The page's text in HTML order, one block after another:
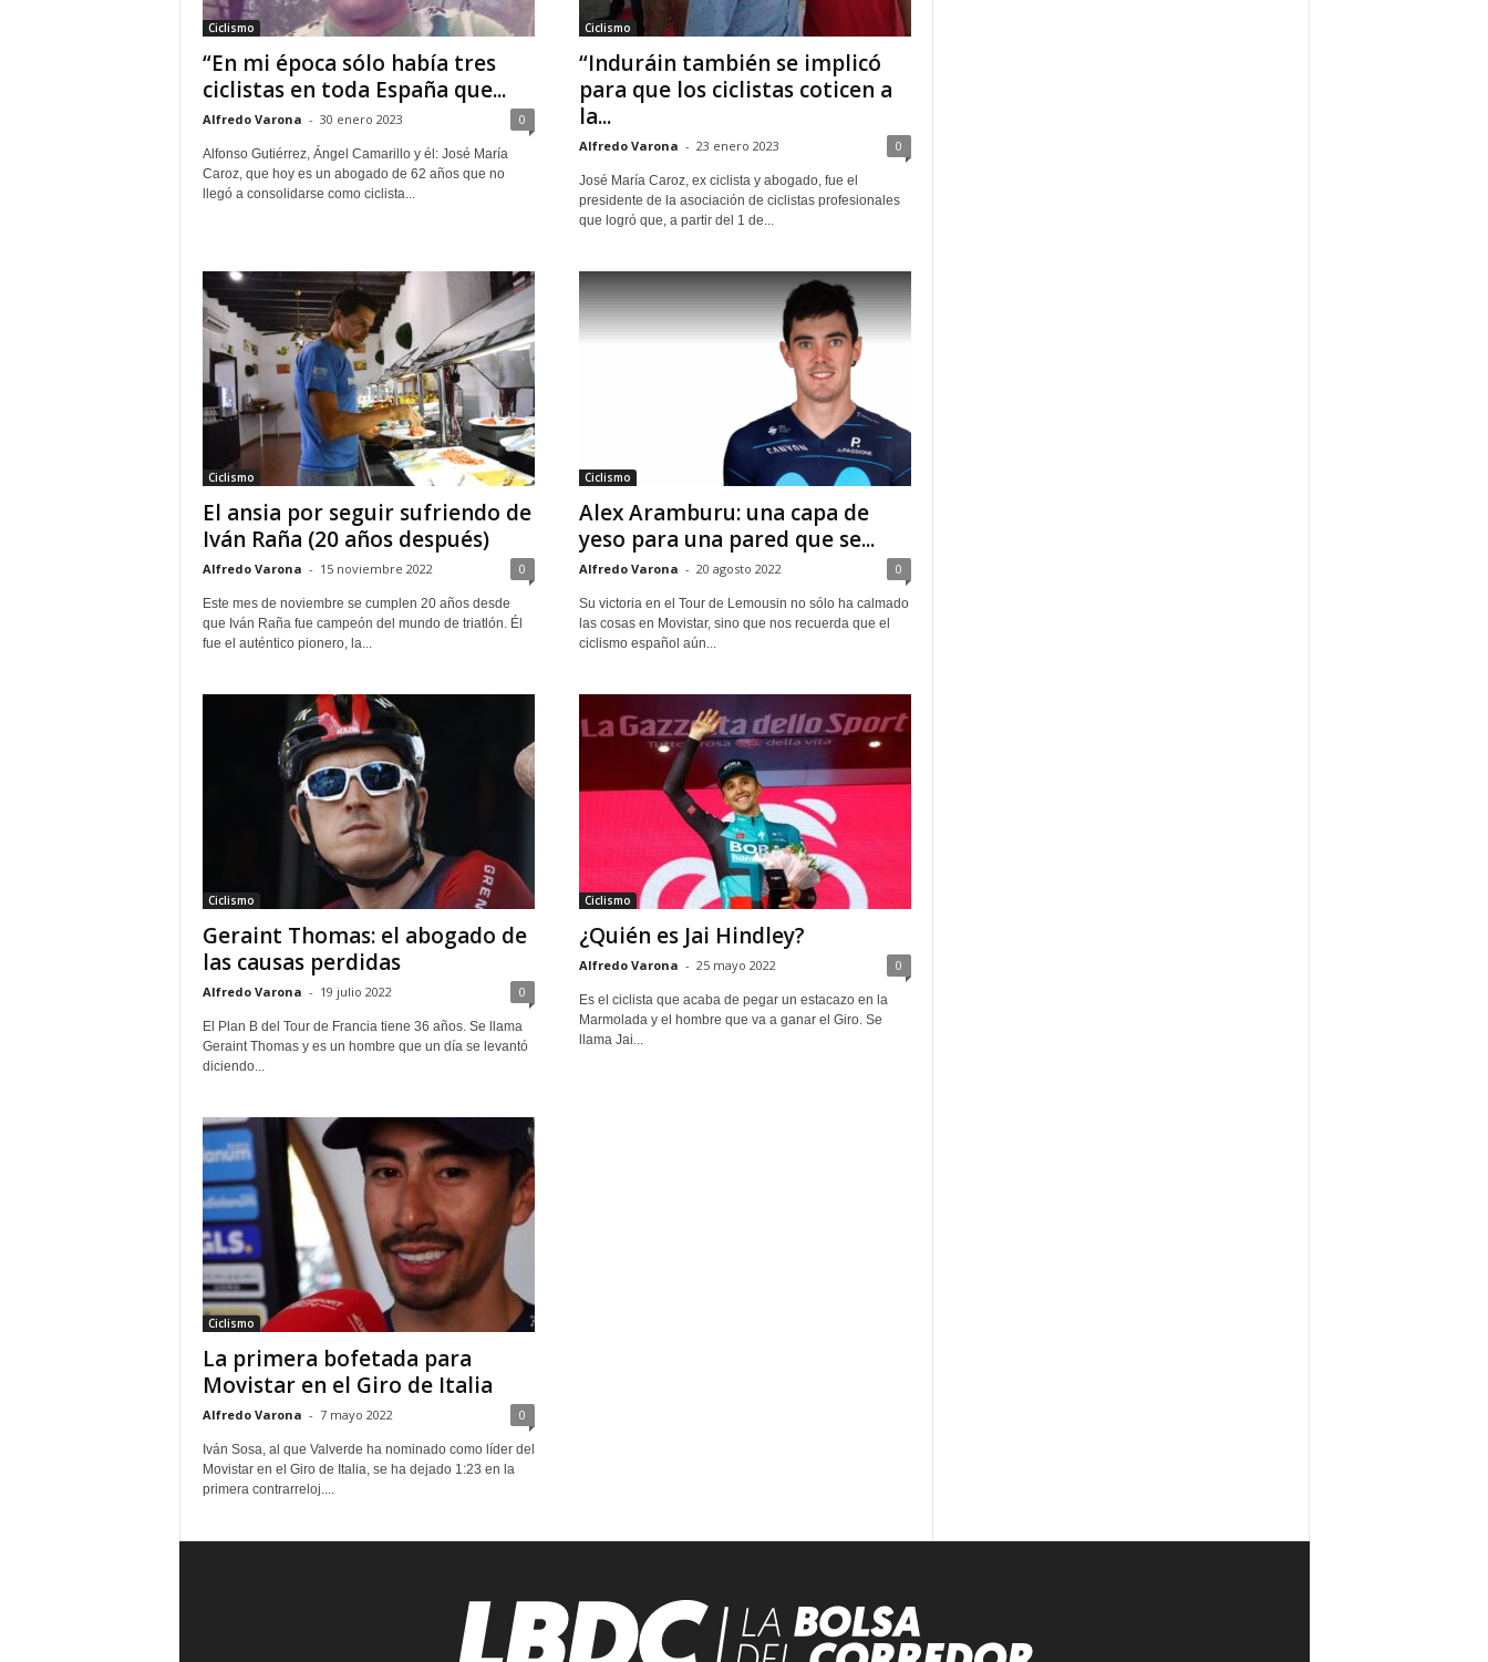
Ciclismo
“En mi época sólo había tres
ciclistas en toda España que...
Alfredo Varona - 30 enero 2023 0
Alfonso Gutiérrez, Ángel Camarillo y él: José María
Caroz, que hoy es un abogado de 62 años que no
llegó a consolidarse como ciclista...
Ciclismo
“Induráin también se implicó
para que los ciclistas coticen a
la...
Alfredo Varona - 23 enero 2023 0
José María Caroz, ex ciclista y abogado, fue el
presidente de la asociación de ciclistas profesionales
que logró que, a partir del 1 de...
Ciclismo
El ansia por seguir sufriendo de
Iván Raña (20 años después)
Alfredo Varona - 15 noviembre 2022 0
Este mes de noviembre se cumplen 20 años desde
que Iván Raña fue campeón del mundo de triatlón. Él
fue el auténtico pionero, la...
Ciclismo
Alex Aramburu: una capa de
yeso para una pared que se...
Alfredo Varona - 20 agosto 2022 0
Su victoria en el Tour de Lemousin no sólo ha calmado
las cosas en Movistar, sino que nos recuerda que el
ciclismo español aún...
Ciclismo
Geraint Thomas: el abogado de
las causas perdidas
Alfredo Varona - 19 julio 2022 0
El Plan B del Tour de Francia tiene 36 años. Se llama
Geraint Thomas y es un hombre que un día se levantó
diciendo...
Ciclismo
¿Quién es Jai Hindley?
Alfredo Varona - 25 mayo 2022 0
Es el ciclista que acaba de pegar un estacazo en la
Marmolada y el hombre que va a ganar el Giro. Se
llama Jai...
Ciclismo
La primera bofetada para
Movistar en el Giro de Italia
Alfredo Varona - 7 mayo 2022 0
Iván Sosa, al que Valverde ha nominado como líder del
Movistar en el Giro de Italia, se ha dejado 1:23 en la
primera contrarreloj....